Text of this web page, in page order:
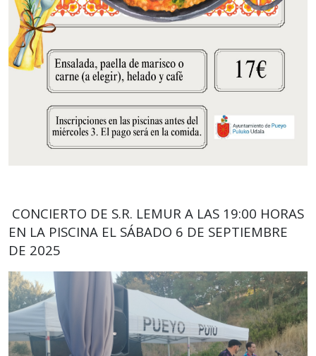
CONCIERTO DE S.R. LEMUR A LAS 19:00 HORAS
EN LA PISCINA EL SÁBADO 6 DE SEPTIEMBRE
DE 2025